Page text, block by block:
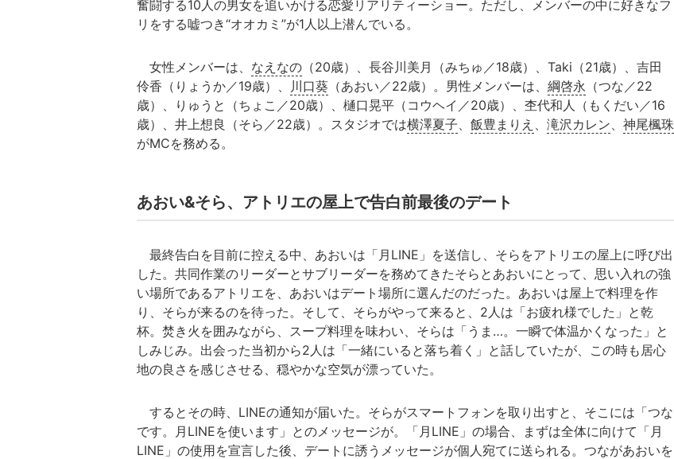
奮闘する10人の男女を追いかける恋愛リアリティーショー。ただし、メンバーの中に好きなフ
リをする嘘つき“オオカミ”が1人以上潜んでいる。
女性メンバーは、 なえなの （20歳）、長谷川美月（みちゅ／18歳）、Taki（21歳）、吉田
伶香（りょうか／19歳）、
川口葵 （あおい／22歳）。男性メンバーは、 綱啓永 （つな／22
歳）、りゅうと（ちょこ／20歳）、樋口晃平（コウヘイ／20歳）、杢代和人（もくだい／16
歳）、井上想良（そら／22歳）。スタジオでは横澤夏子 飯豊まりえ 滝沢カレン
神尾楓珠
がMCを務める。
あおい&そら、アトリエの屋上で告白前最後のデート
最終告白を目前に控える中、あおいは「月LINE」を送信し、そらをアトリエの屋上に呼び出
した。共同作業のリーダーとサブリーダーを務めてきたそらとあおいにとって、思い入れの強
い場所であるアトリエを、あおいはデート場所に選んだのだった。あおいは屋上で料理を作
り、そらが来るのを待った。そして、そらがやって来ると、2人は「お疲れ様でした」と乾
杯。焚き火を囲みながら、スープ料理を味わい、そらは「うま…。一瞬で体温かくなった」と
しみじみ。出会った当初から2人は「一緒にいると落ち着く」と話していたが、この時も居心
地の良さを感じさせる、穏やかな空気が漂っていた。
するとその時、LINEの通知が届いた。そらがスマートフォンを取り出すと、そこには「つな
です。月LINEを使います」とのメッセージが。「月LINE」の場合、まずは全体に向けて「月
LINE」の使用を宣言した後、デートに誘うメッセージが個人宛てに送られる。つながあおいを